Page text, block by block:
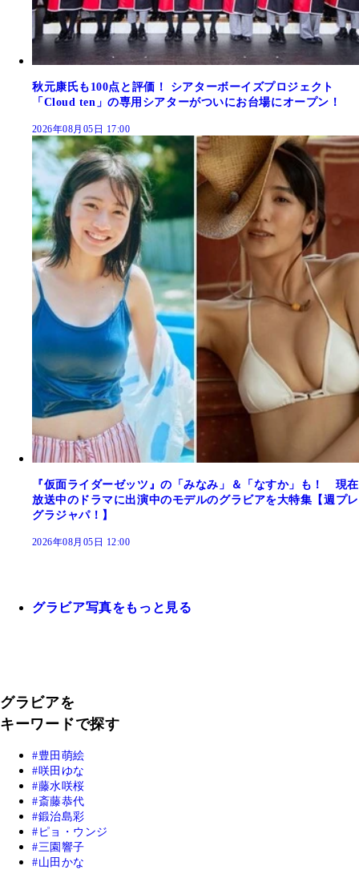
秋元康氏も100点と評価！ シアターボーイズプロジェクト
「Cloud ten」の専用シアターがついにお台場にオープン！
2026年08月05日 17:00
『仮面ライダーゼッツ』の「みなみ」＆「なすか」も！ 現在
放送中のドラマに出演中のモデルのグラビアを大特集【週プレ
グラジャパ！】
2026年08月05日 12:00
グラビア写真をもっと見る
グラビアを
キーワードで探す
豊田萌絵
咲田ゆな
藤水咲桜
斎藤恭代
鍛治島彩
ピョ・ウンジ
三園響子
山田かな